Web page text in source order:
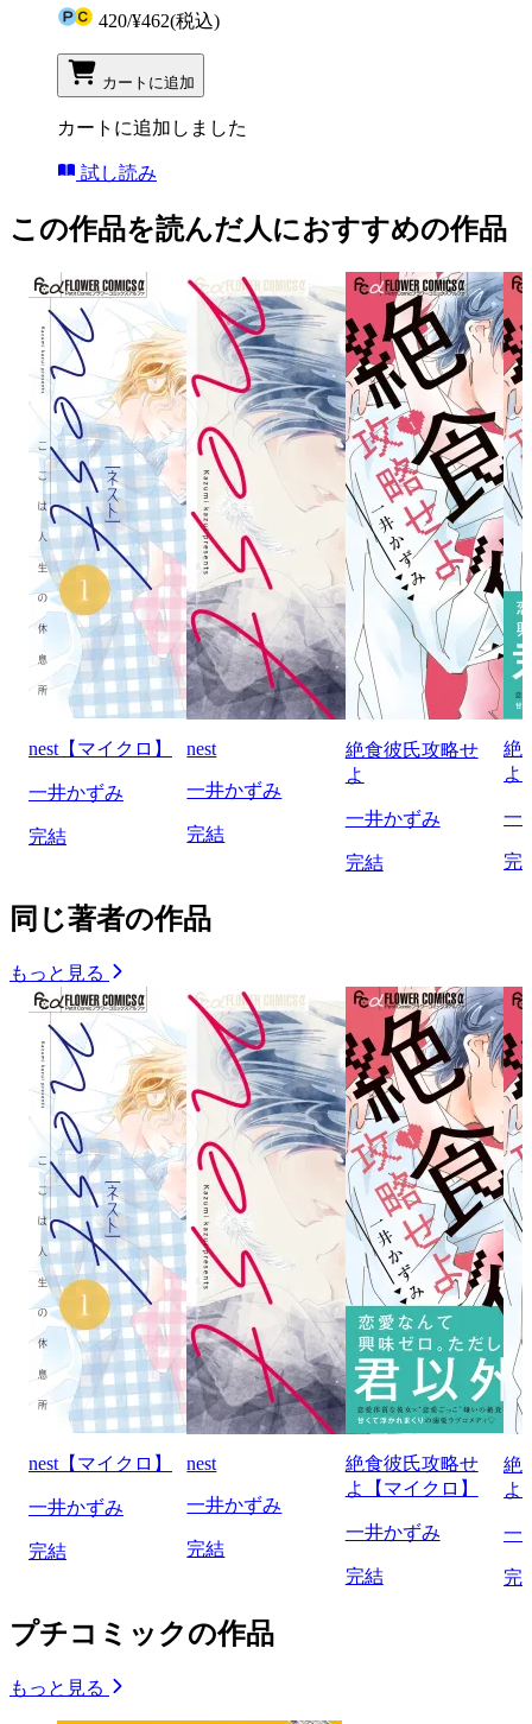
420/¥462(税込)
カートに追加
カートに追加しました
試し読み
この作品を読んだ人におすすめの作品
nest【マイクロ】
一井かずみ
完結
nest
一井かずみ
完結
絶食彼氏攻略せ
よ
一井かずみ
完結
絶
よ
一
完
同じ著者の作品
もっと見る
nest【マイクロ】
一井かずみ
完結
nest
一井かずみ
完結
絶食彼氏攻略せ
よ【マイクロ】
一井かずみ
完結
絶
よ
一
完
プチコミックの作品
もっと見る